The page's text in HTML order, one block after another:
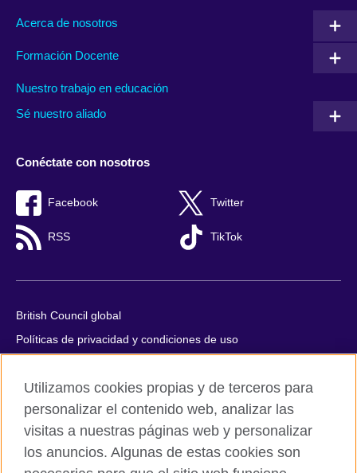
Acerca de nosotros
Formación Docente
Nuestro trabajo en educación
Sé nuestro aliado
Conéctate con nosotros
Facebook Twitter
RSS TikTok
British Council global
Políticas de privacidad y condiciones de uso
Cookies
Quejas y comentarios
Mapa del sitio
Utilizamos cookies propias y de terceros para
personalizar el contenido web, analizar las
visitas a nuestras páginas web y personalizar
los anuncios. Algunas de estas cookies son